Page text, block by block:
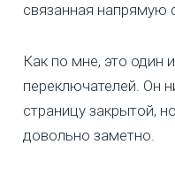
связанная напрямую
Как по мне, это один
переключателей. Он
страницу закрытой,
довольно заметно.